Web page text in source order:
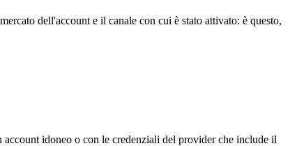
dell'account e il canale con cui è stato attivato: è questo,
idoneo o con le credenziali del provider che include il